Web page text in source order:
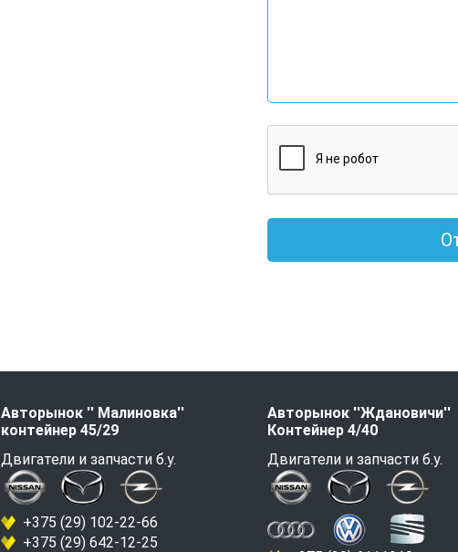
Авторынок '' Малиновка''
контейнер 45/29
Двигатели и запчасти б.у.
+375 (29) 102-22-66
+375 (29) 642-12-25
Авторынок ''Ждановичи''
Контейнер 4/40
Двигатели и запчасти б.у.